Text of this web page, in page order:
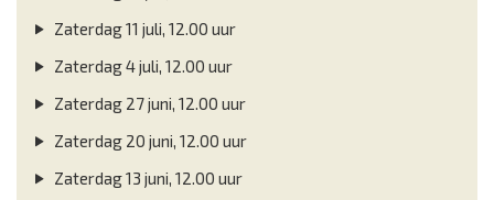
Zaterdag 11 juli, 12.00 uur
Zaterdag 4 juli, 12.00 uur
Zaterdag 27 juni, 12.00 uur
Zaterdag 20 juni, 12.00 uur
Zaterdag 13 juni, 12.00 uur